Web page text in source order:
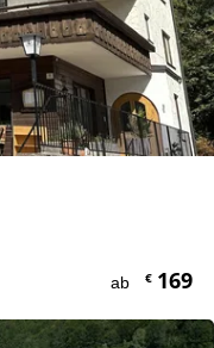
ab €169